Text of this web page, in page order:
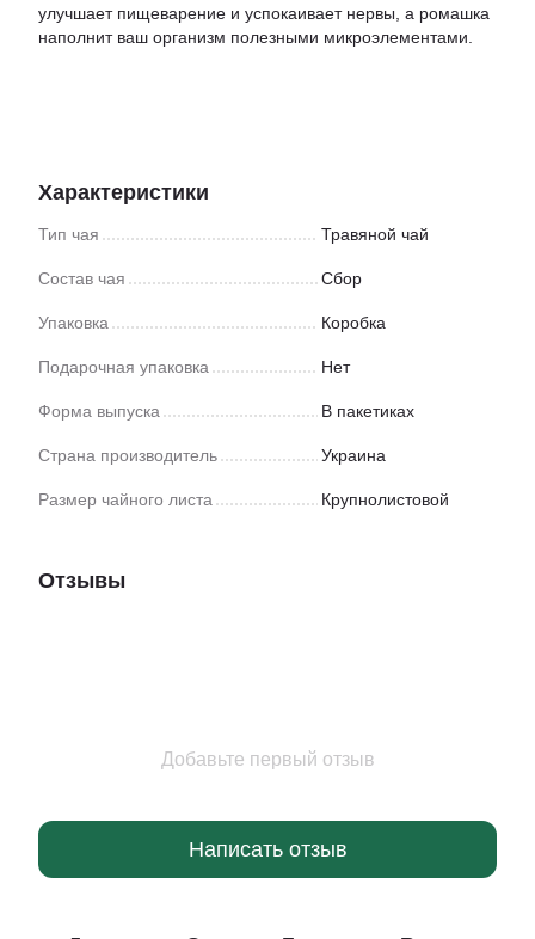
улучшает пищеварение и успокаивает нервы, а ромашка
наполнит ваш организм полезными микроэлементами.
Характеристики
Тип чая Травяной чай
Состав чая Сбор
Упаковка Коробка
Подарочная упаковка Нет
Форма выпуска В пакетиках
Страна производитель Украина
Размер чайного листа Крупнолистовой
Отзывы
Добавьте первый отзыв
Написать отзыв